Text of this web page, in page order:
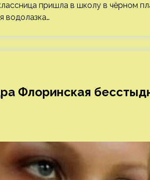
пришла в школу в чёрном
водолазка…
Флоринская